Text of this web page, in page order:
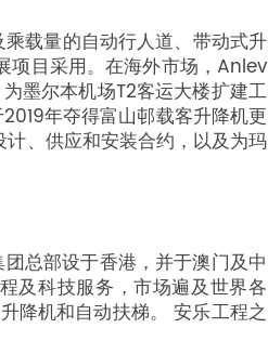
载量的自动行人道、带动式升
项目采用。在海外市场，Anlev
墨尔本机场T2客运大楼扩建工
年夺得富山邨载客升降机更
、供应和安装合约，以及为玛
总部设于香港，并于澳门及中
及科技服务，市场遍及世界各
降机和自动扶梯。 安乐工程之